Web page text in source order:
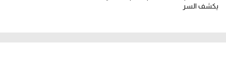
يكشف السر